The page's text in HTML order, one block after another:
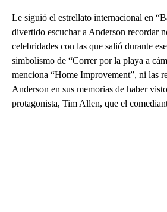
Le siguió el estrellato internacional en
divertido escuchar a Anderson recordar
celebridades con las que salió durante
simbolismo de “Correr por la playa a
menciona “Home Improvement”, ni las
Anderson en sus memorias de haber
protagonista, Tim Allen, que el